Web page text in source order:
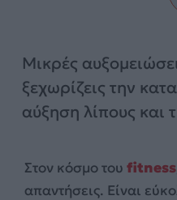
Μικρές
ξεχωρίζεις την
αύξηση λίπους και
Στον κόσμο του fitness
απαντήσεις. Είναι